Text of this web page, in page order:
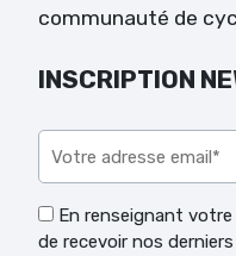
communauté de
INSCRIPTION
En renseignant
de recevoir nos